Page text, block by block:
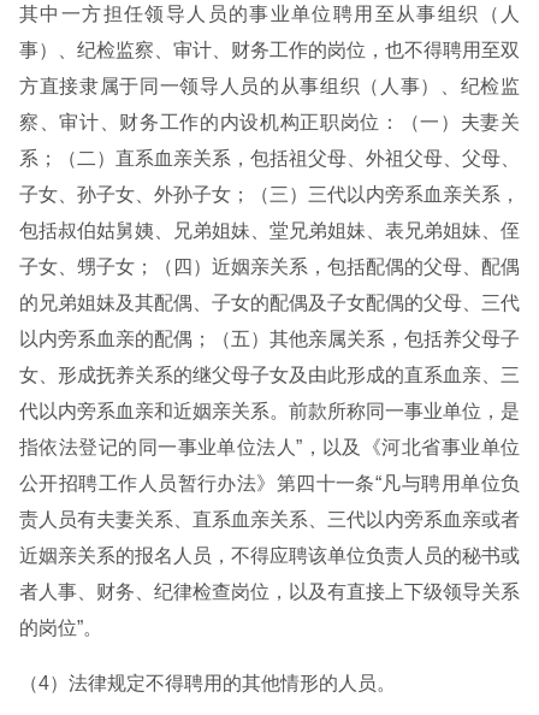
其中一方担任领导人员的事业单位聘用至从事组织（人
事）、纪检监察、审计、财务工作的岗位，也不得聘用至双
方直接隶属于同一领导人员的从事组织（人事）、纪检监
察、审计、财务工作的内设机构正职岗位：（一）夫妻关
系；（二）直系血亲关系，包括祖父母、外祖父母、父母、
子女、孙子女、外孙子女；（三）三代以内旁系血亲关系，
包括叔伯姑舅姨、兄弟姐妹、堂兄弟姐妹、表兄弟姐妹、侄
子女、甥子女；（四）近姻亲关系，包括配偶的父母、配偶
的兄弟姐妹及其配偶、子女的配偶及子女配偶的父母、三代
以内旁系血亲的配偶；（五）其他亲属关系，包括养父母子
女、形成抚养关系的继父母子女及由此形成的直系血亲、三
代以内旁系血亲和近姻亲关系。前款所称同一事业单位，是
指依法登记的同一事业单位法人”，以及《河北省事业单位
公开招聘工作人员暂行办法》第四十一条“凡与聘用单位负
责人员有夫妻关系、直系血亲关系、三代以内旁系血亲或者
近姻亲关系的报名人员，不得应聘该单位负责人员的秘书或
者人事、财务、纪律检查岗位，以及有直接上下级领导关系
的岗位”。
（4）法律规定不得聘用的其他情形的人员。